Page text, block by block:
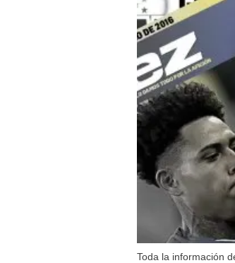
Toda la información